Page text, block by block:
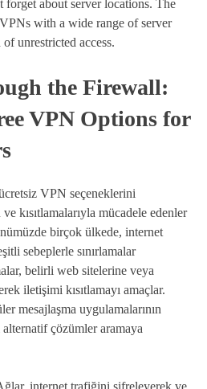
forget about server locations. The
with a wide range of server
unrestricted access.
the Firewall:
VPN Options for
VPN seçeneklerini
kısıtlamalarıyla mücadele edenler
birçok ülkede, internet
sebeplerle sınırlamalar
belirli web sitelerine veya
iletişimi kısıtlamayı amaçlar.
mesajlaşma uygulamalarının
alternatif çözümler aramaya
internet trafiğini şifreleyerek ve